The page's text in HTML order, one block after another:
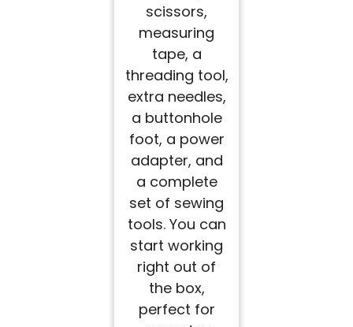
scissors,
measuring
tape, a
threading tool,
extra needles,
a buttonhole
foot, a power
adapter, and
a complete
set of sewing
tools. You can
start working
right out of
the box,
perfect for